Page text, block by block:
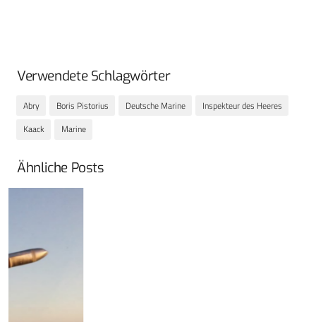
Verwendete Schlagwörter
Abry Boris Pistorius Deutsche Marine
Inspekteur des Heeres
Kaack
Marine
Ähnliche Posts